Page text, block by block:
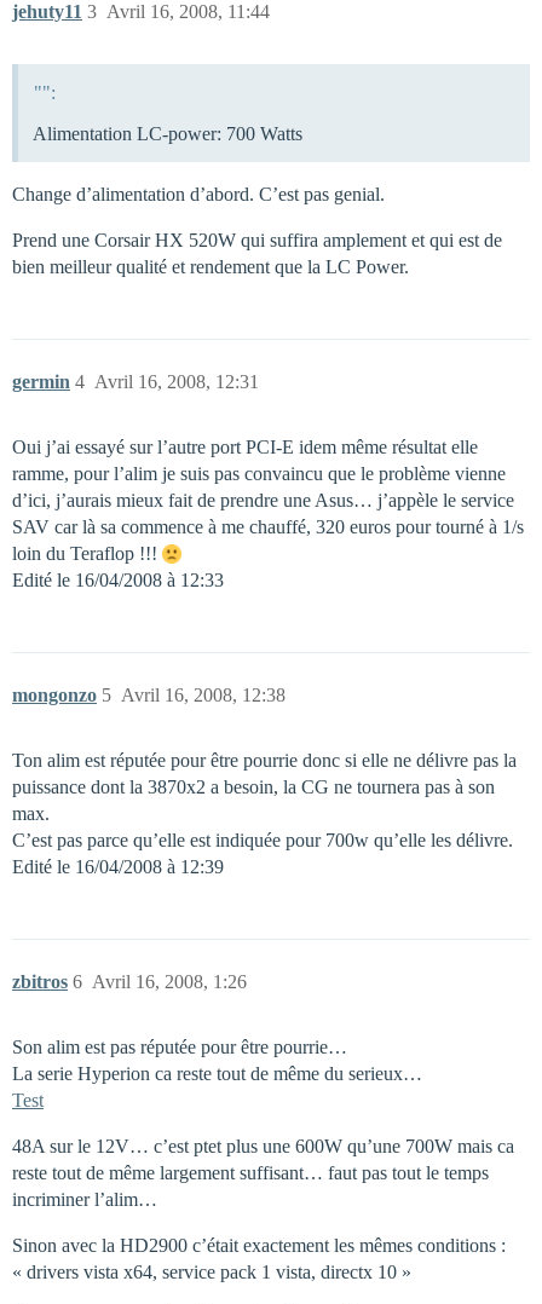
jehuty11 Avril 16, 2008, 11:44
3
"":
Alimentation LC-power: 700 Watts
Change d’alimentation d’abord. C’est pas genial.
Prend une Corsair HX 520W qui suffira amplement et qui est de
bien meilleur qualité et rendement que la LC Power.
germin Avril 16, 2008, 12:31
4
Oui j’ai essayé sur l’autre port PCI-E idem même résultat elle
ramme, pour l’alim je suis pas convaincu que le problème vienne
d’ici, j’aurais mieux fait de prendre une Asus… j’appèle le service
SAV car là sa commence à me chauffé, 320 euros pour tourné à 1/s
loin du Teraflop !!!
Edité le 16/04/2008 à 12:33
mongonzo Avril 16, 2008, 12:38
5
Ton alim est réputée pour être pourrie donc si elle ne délivre pas la
puissance dont la 3870x2 a besoin, la CG ne tournera pas à son
max.
C’est pas parce qu’elle est indiquée pour 700w qu’elle les délivre.
Edité le 16/04/2008 à 12:39
zbitros Avril 16, 2008, 1:26
6
Son alim est pas réputée pour être pourrie…
La serie Hyperion ca reste tout de même du serieux…
Test
48A sur le 12V… c’est ptet plus une 600W qu’une 700W mais ca
reste tout de même largement suffisant… faut pas tout le temps
incriminer l’alim…
Sinon avec la HD2900 c’était exactement les mêmes conditions :
« drivers vista x64, service pack 1 vista, directx 10 »